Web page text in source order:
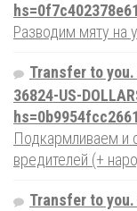
Разводим мяту на
Transfer to you.
36824-US-
Подкармливаем и
вредителей (+
Transfer to you.